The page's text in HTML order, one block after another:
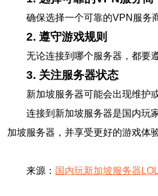
确保选择一个可靠的VPN服务
2. 遵守游戏规则
无论连接到哪个服务器，都要
3. 关注服务器状态
新加坡服务器可能会出现维护
连接到新加坡服务器是国内玩
加坡服务器，并享受更好的游戏体验
来源： 国内玩新加坡服务器